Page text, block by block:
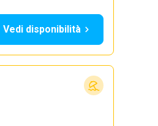
Vedi disponibilità